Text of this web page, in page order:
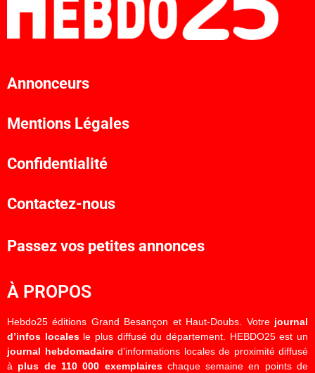
Annonceurs
Mentions Légales
Confidentialité
Contactez-nous
Passez vos petites annonces
À PROPOS
Hebdo25 éditions Grand Besançon et Haut-Doubs. Votre journal
d’infos localesle plus diffusé du département. HEBDO25 est un
journal hebdomadaired’informations locales de proximité diffusé
à plus de 110 000 exemplaireschaque semaine en points de